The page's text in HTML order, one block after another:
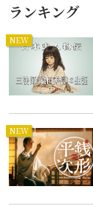
ランキング
NEW
NEW